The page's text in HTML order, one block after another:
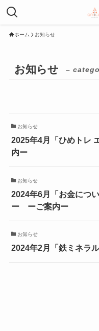
ホーム お知らせ
お知らせ –
お知らせ
2025年4月「ひめトレ
内ー
お知らせ
2024年6月「お金につ
ー ーご案内ー
お知らせ
2024年2月「鉄ミネラ